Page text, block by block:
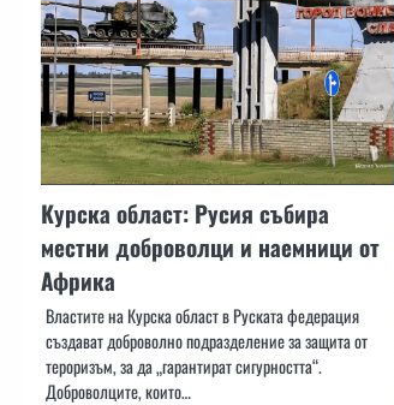
Курска област: Русия събира
местни доброволци и наемници от
Африка
Властите на Курска област в Руската федерация
създават доброволно подразделение за защита от
тероризъм, за да „гарантират сигурността“.
Доброволците, които…